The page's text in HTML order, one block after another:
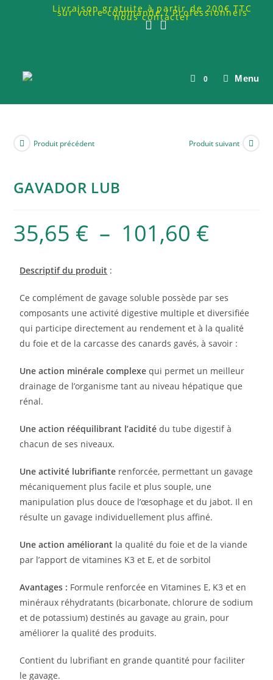
Livraison gratuite à partir de 200€ TTC
sur votre commande / Professionnels
nous contacter
0 Menu
Produit précédent Produit suivant
GAVADOR LUB
35,65 € – 101,60 €
Descriptif du produit :
Ce complément de gavage soluble possède par ses
composants une activité digestive multiple et diversifiée
qui participe directement au rendement et à la qualité
du foie et de la carcasse des canards gavés, à savoir :
Une action minérale complexe qui permet un meilleur
drainage de l’organisme tant au niveau hépatique que
rénal.
Une action rééquilibrant l’aciditédu tube digestif à
chacun de ses niveaux.
Une activité lubrifiante renforcée, permettant un gavage
mécaniquement plus facile et plus souple, une
manipulation plus douce de l’œsophage et du jabot. Il en
résulte un gavage individuellement plus affiné.
Une action améliorant la qualité du foie et de la viande
par l’apport de vitamines K3 et E, et de sorbitol
Avantages : Formule renforcée en Vitamines E, K3 et en
minéraux réhydratants (bicarbonate, chlorure de sodium
et de potassium) destinés au gavage au grain, pour
améliorer la qualité des produits.
Contient du lubrifiant en grande quantité pour faciliter
le gavage.